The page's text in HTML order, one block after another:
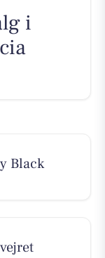
i
Black